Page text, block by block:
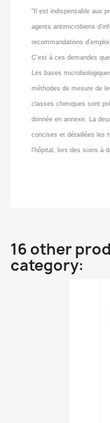
"Il est indispensable aux
agents antimicrobiens
recommandations
C'est à ces demandes
Les bases
méthodes de mesure de
classes chimiques sont
donnée en annexe. La
concises et détaillées les
l'hôpital, lors des soins à
16 other
category: